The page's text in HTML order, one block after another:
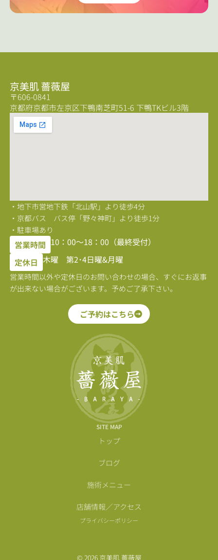
SITE MAP
トップ
ブログ
施術メニュー
店舗情報／アクセス
プライバシーポリシー
© 2026 京美肌 薔薇屋
京美肌 薔薇屋
〒606-0841
京都府京都市左京区下鴨南芝町51-6 下鴨TKビル3階
・地下市営地下鉄「北山駅」より徒歩4分
・京都バス バス停「野々神町」より徒歩1分
・駐車場あり
営業時間 10：00〜18：00（最終受付）
定休日 木曜 第2･4日曜&月曜
営業時間以外や定休日のお問い合わせの場合、すぐにお返事
が出来ない場合がございます。予めご了承下さい。
ご予約はこちら